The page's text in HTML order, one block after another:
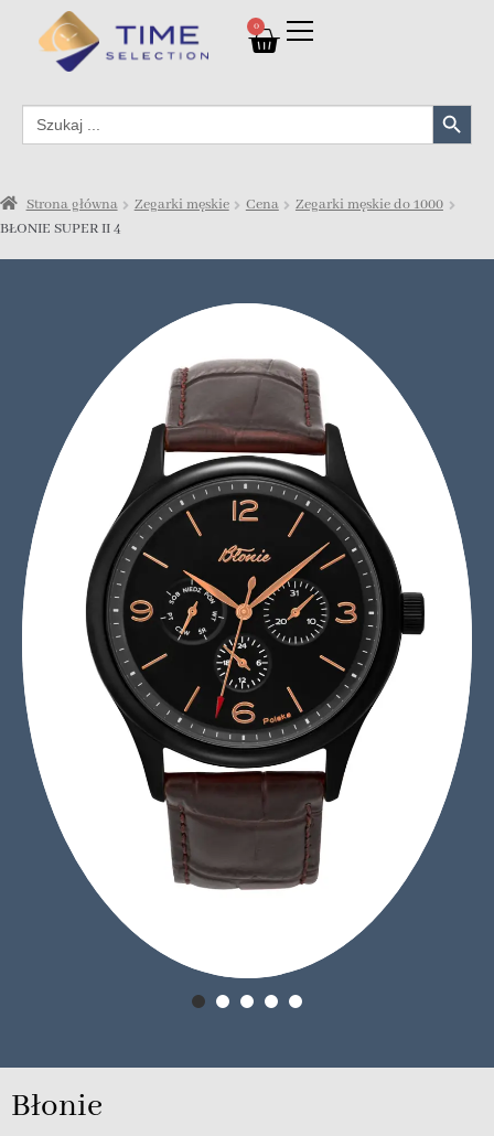
0
Search
for:
Search Button
Strona główna Zegarki męskie Cena
Zegarki męskie do 1000
BŁONIE SUPER II 4
Błonie